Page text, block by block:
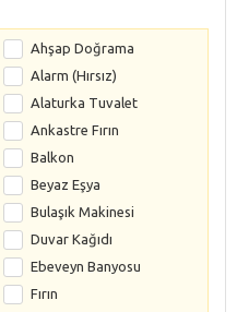
Ahşap Doğrama
Alarm (Hırsız)
Alaturka Tuvalet
Ankastre Fırın
Balkon
Beyaz Eşya
Bulaşık Makinesi
Duvar Kağıdı
Ebeveyn Banyosu
Fırın